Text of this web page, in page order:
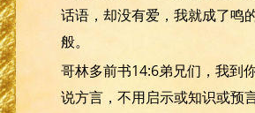
话语，却没有爱，我就成了鸣
般。
哥林多前书14:6弟兄们，我到
说方言，不用启示或知识或预